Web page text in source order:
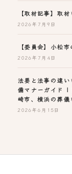
【取材記事】取
2026年7月9日
【委員会】小松
2026年7月4日
法要と法事の違
備マナーガイド |
崎市、横浜の葬儀
2026年6月15日